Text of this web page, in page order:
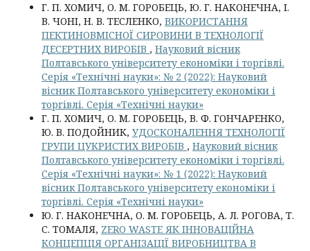
Г. П. ХОМИЧ, О. М. ГОРОБЕЦЬ, Ю. Г. НАКОНЕЧНА, І.
В. ЧОНІ, Н. В. ТЕСЛЕНКО, ВИКОРИСТАННЯ
ПЕКТИНОВМІСНОЇ СИРОВИНИ В ТЕХНОЛОГІЇ
ДЕСЕРТНИХ ВИРОБІВ , Науковий вісник
Полтавського університету економіки і торгівлі.
Серія «Технічні науки»: № 2 (2022): Науковий
вісник Полтавського університету економіки і
торгівлі. Серія «Технічні науки»
Г. П. ХОМИЧ, О. М. ГОРОБЕЦЬ, В. Ф. ГОНЧАРЕНКО,
Ю. В. ПОДОЙНИК, УДОСКОНАЛЕННЯ ТЕХНОЛОГІЇ
ГРУПИ ЦУКРИСТИХ ВИРОБІВ , Науковий вісник
Полтавського університету економіки і торгівлі.
Серія «Технічні науки»: № 1 (2022): Науковий
вісник Полтавського університету економіки і
торгівлі. Серія «Технічні науки»
Ю. Г. НАКОНЕЧНА, О. М. ГОРОБЕЦЬ, А. Л. РОГОВА, Т.
С. ТОМАЛЯ, ZERO WASTE ЯК ІННОВАЦІЙНА
КОНЦЕПЦІЯ ОРГАНІЗАЦІЇ ВИРОБНИЦТВА В